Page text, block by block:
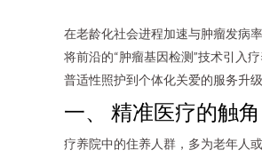
在老龄化社会进程加速与肿瘤发病
将前沿的“肿瘤基因检测”技术引入
普适性照护到个体化关爱的服务升级
一、 精准医疗的触
疗养院中的住养人群，多为老年人